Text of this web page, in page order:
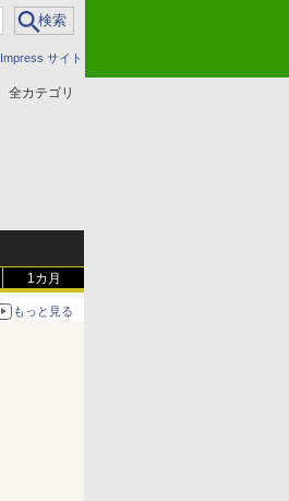
Impress サイト
全カテゴリ
1カ月
もっと見る